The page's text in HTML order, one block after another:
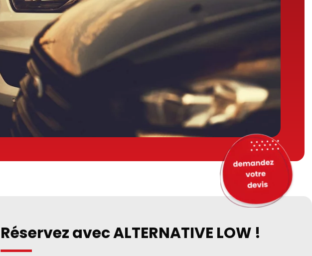
Réservez avec ALTERNATIVE LOW !